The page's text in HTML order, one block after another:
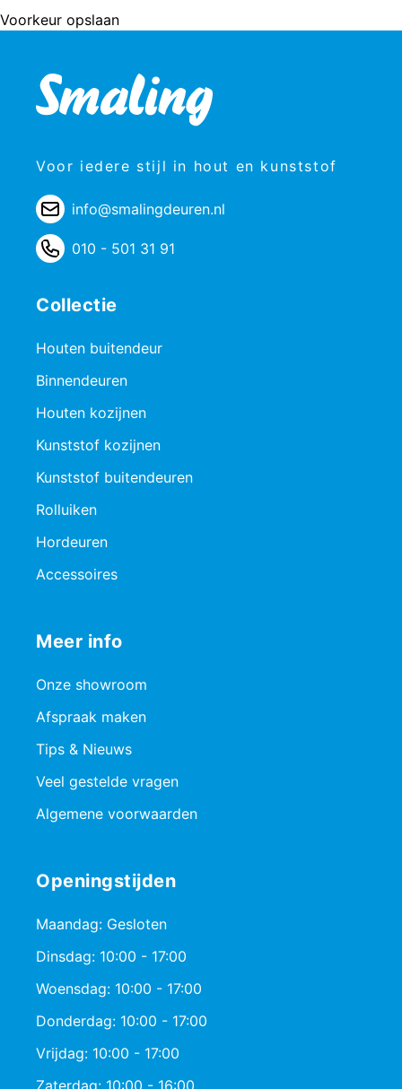
Voorkeur opslaan
Voor iedere stijl in hout en kunststof
info@smalingdeuren.nl
010 - 501 31 91
Collectie
Houten buitendeur
Binnendeuren
Houten kozijnen
Kunststof kozijnen
Kunststof buitendeuren
Rolluiken
Hordeuren
Accessoires
Meer info
Onze showroom
Afspraak maken
Tips & Nieuws
Veel gestelde vragen
Algemene voorwaarden
Openingstijden
Maandag: Gesloten
Dinsdag: 10:00 - 17:00
Woensdag: 10:00 - 17:00
Donderdag: 10:00 - 17:00
Vrijdag: 10:00 - 17:00